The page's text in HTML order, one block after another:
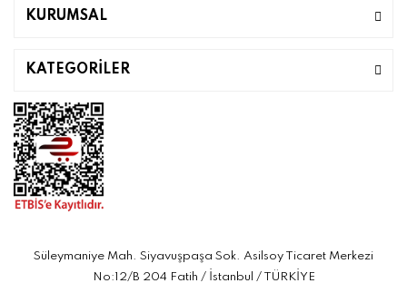
KURUMSAL
KATEGORİLER
Süleymaniye Mah. Siyavuşpaşa Sok. Asilsoy Ticaret Merkezi
No:12/B 204 Fatih / İstanbul / TÜRKİYE